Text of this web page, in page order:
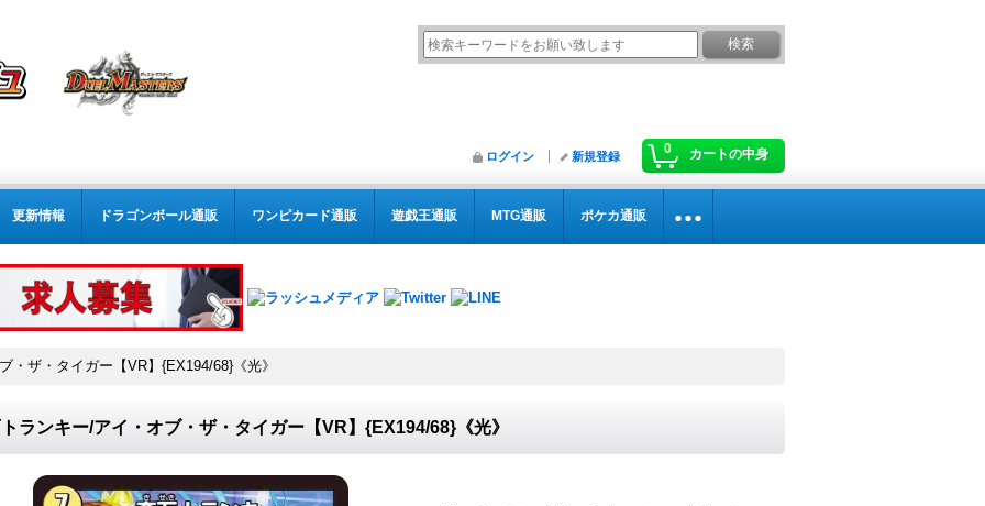
0 カートの中身
ログイン 新規登録
更新情報 ドラゴンボール通販 ワンピカード通販 遊戯王通販 MTG通販 ポケカ通販
・ザ・タイガー【VR】{EX194/68}《光》
ランキー/アイ・オブ・ザ・タイガー【VR】{EX194/68}《光》